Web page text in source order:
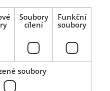
Podnikavá
Soubory
cílení
Funkční
soubory
soubory